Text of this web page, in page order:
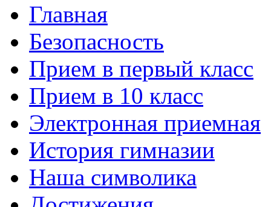
Главная
Безопасность
Прием в первый класс
Прием в 10 класс
Электронная приемная
История гимназии
Наша символика